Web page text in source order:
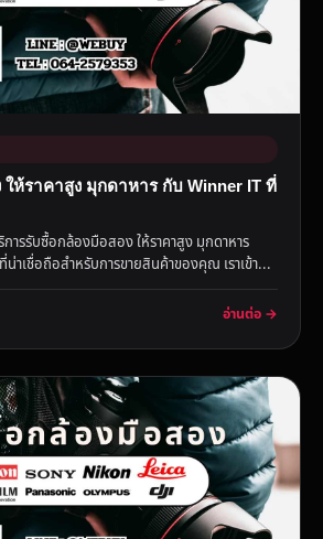
ห้ราคาสูง มุกดาหาร กับ Winner IT ที่
ารรับซื้อกล้องมือสอง ให้ราคาสูง มุกดาหาร
าเชื่อถือสำหรับการขายสินค้าของคุณ เราเข้า...
อ่านต่อ →